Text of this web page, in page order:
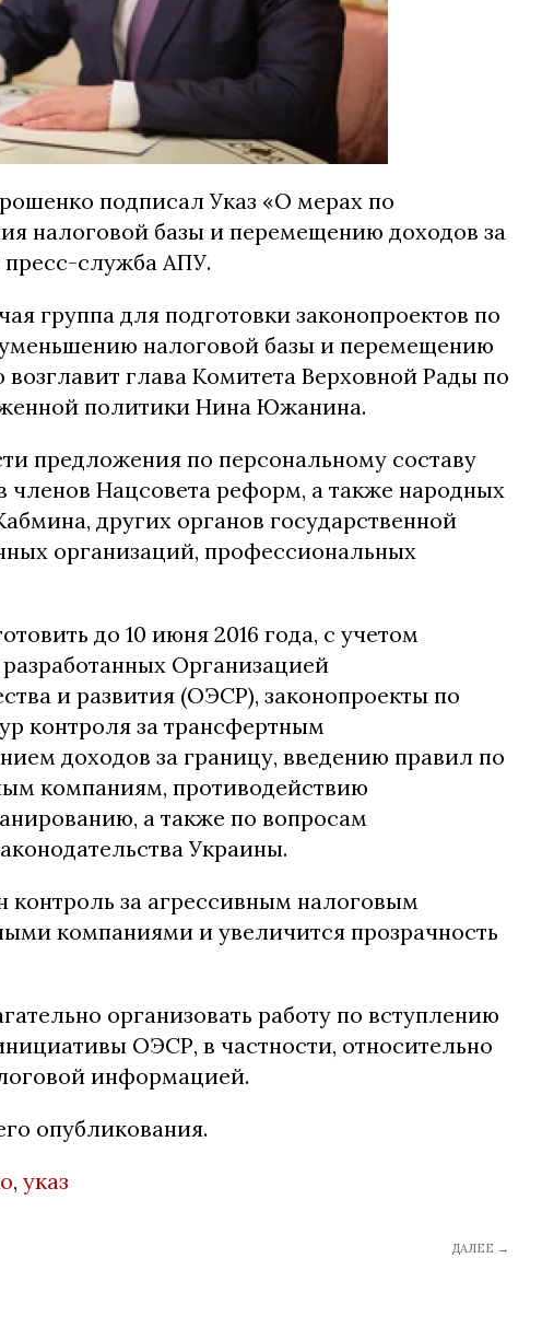
подписал Указ «О мерах по
налоговой базы и перемещению доходов за
служба АПУ.
группа для подготовки законопроектов по
налоговой базы и перемещению
глава Комитета Верховной Рады по
политики Нина Южанина.
предложения по персональному составу
членов Нацсовета реформ, а также народных
других органов государственной
организаций, профессиональных
до 10 июня 2016 года, с учетом
Организацией
и развития (ОЭСР), законопроекты по
контроля за трансфертным
доходов за границу, введению правил по
компаниям, противодействию
а также по вопросам
Украины.
контроль за агрессивным налоговым
компаниями и увеличится прозрачность
организовать работу по вступлению
ОЭСР, в частности, относительно
информацией.
опубликования.
, указ
ДАЛЕЕ →